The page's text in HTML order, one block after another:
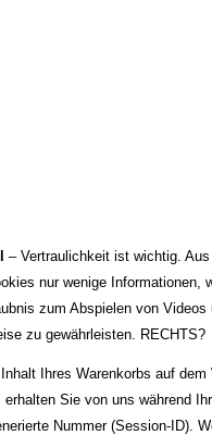
– Vertraulichkeit ist wichtig.
nur wenige Informationen,
zum Abspielen von
zu gewährleisten. RECHTS?
Ihres Warenkorbs auf
Sie von uns während
Nummer (Session-ID).